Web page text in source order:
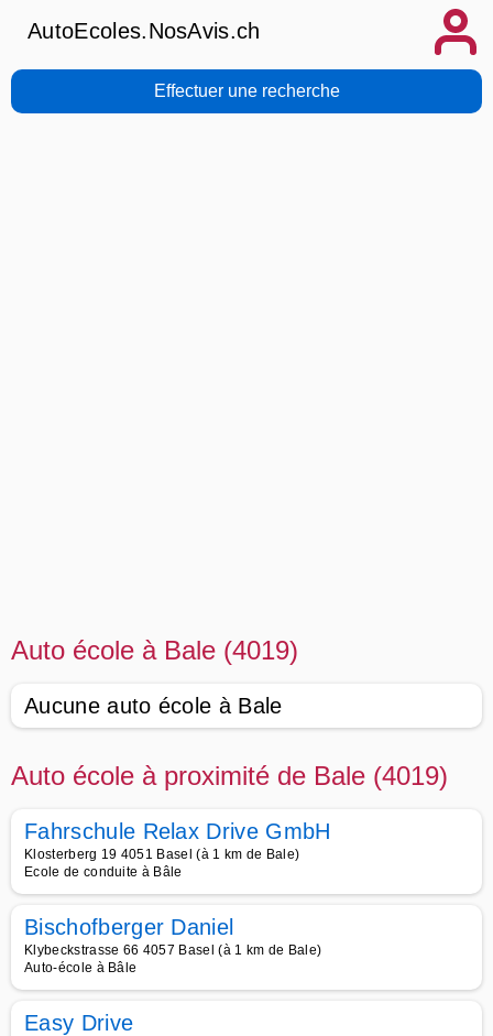
AutoEcoles.NosAvis.ch
Effectuer une recherche
Auto école à Bale (4019)
Aucune auto école à Bale
Auto école à proximité de Bale (4019)
Fahrschule Relax Drive GmbH
Klosterberg 19 4051 Basel (à 1 km de Bale)
Ecole de conduite à Bâle
Bischofberger Daniel
Klybeckstrasse 66 4057 Basel (à 1 km de Bale)
Auto-école à Bâle
Easy Drive